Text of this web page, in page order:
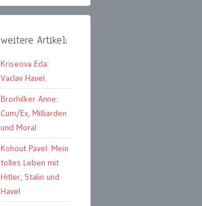
weitere Artikel:
Kriseova Eda:
Vaclav Havel.
Brorhilker Anne:
Cum/Ex, Milliarden
und Moral
Kohout Pavel: Mein
tolles Leben mit
Hitler, Stalin und
Havel